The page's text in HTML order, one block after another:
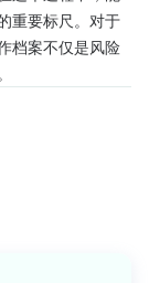
重要标尺。对于
档案不仅是风险